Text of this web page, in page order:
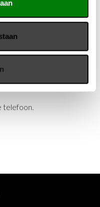
worden uitgeklapt,
Deze strak ontworpen
wordt
telefoon.